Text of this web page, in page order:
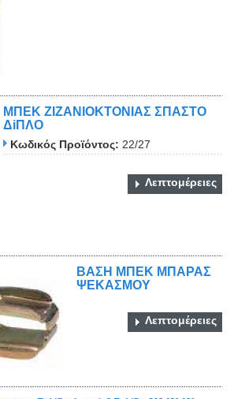
ΜΠΕΚ ΖΙΖΑΝΙΟΚΤΟΝΙΑΣ ΣΠΑΣΤΟ
ΔiΠΛΟ
Κωδικός Προϊόντος: 22/27
Λεπτομέρειες
ΒΑΣΗ ΜΠΕΚ ΜΠΑΡΑΣ
ΨΕΚΑΣΜΟΥ
Λεπτομέρειες